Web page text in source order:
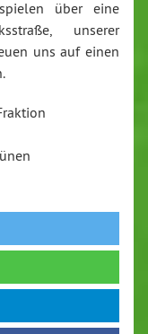
über eine
unserer
uns auf einen